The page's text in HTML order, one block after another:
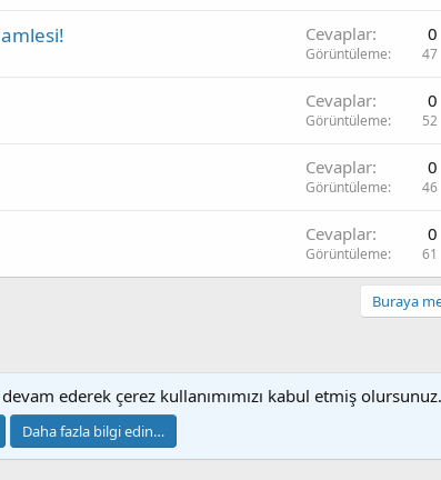
Cevaplar 0
Görüntüleme 47
Cevaplar 0
Görüntüleme 52
Cevaplar 0
Görüntüleme 46
Cevaplar 0
Görüntüleme 61
Buraya
Bize ulaşın Şartlar ve kurallar
ederek çerez kullanımımızı kabul etmiş olursunuz.
Daha fazla bilgi edin…